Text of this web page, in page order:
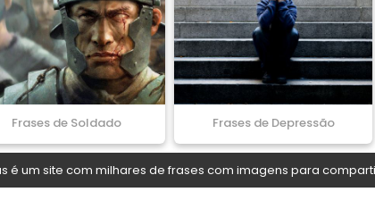
Frases de Soldado Frases de Depressão
é um site com milhares de frases com imagens para